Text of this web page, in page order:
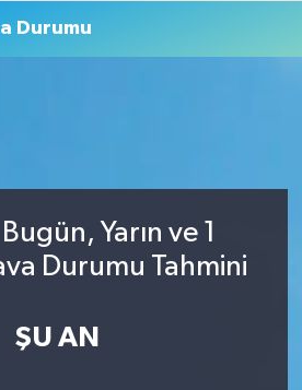
Durumu
Yarın ve 1
Durumu Tahmini
ŞU AN